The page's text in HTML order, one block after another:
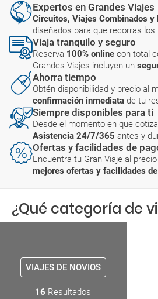
Expertos en Grandes Viajes
Circuitos, Viajes Combinados y
diseñados para que recorras
Viaja tranquilo y seguro
Reserva 100% online con total
Grandes Viajes incluyen un
Ahorra tiempo
Obtén disponibilidad y precio al
confirmación inmediata de tu
Siempre disponibles para ti
Desde el momento en que
Asistencia 24/7/365 antes y
Ofertas y facilidades de
Encuentra tu Gran Viaje al
mejores ofertas y facilidades
¿Qué categoría de
VIAJES DE NOVIOS
16 Resultados